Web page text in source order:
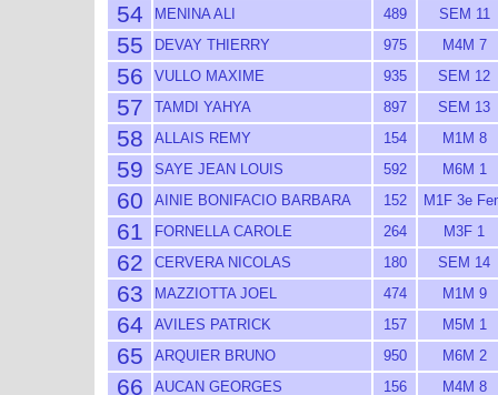
54 MENINA ALI 489 SEM 11
55 DEVAY THIERRY 975 M4M 7
56 VULLO MAXIME 935 SEM 12
57 TAMDI YAHYA 897 SEM 13
58 ALLAIS REMY 154 M1M 8
59 SAYE JEAN LOUIS 592 M6M 1
60 AINIE BONIFACIO BARBARA 152 M1F 3e
61 FORNELLA CAROLE 264 M3F 1
62 CERVERA NICOLAS 180 SEM 14
63 MAZZIOTTA JOEL 474 M1M 9
64 AVILES PATRICK 157 M5M 1
65 ARQUIER BRUNO 950 M6M 2
66 AUCAN GEORGES 156 M4M 8